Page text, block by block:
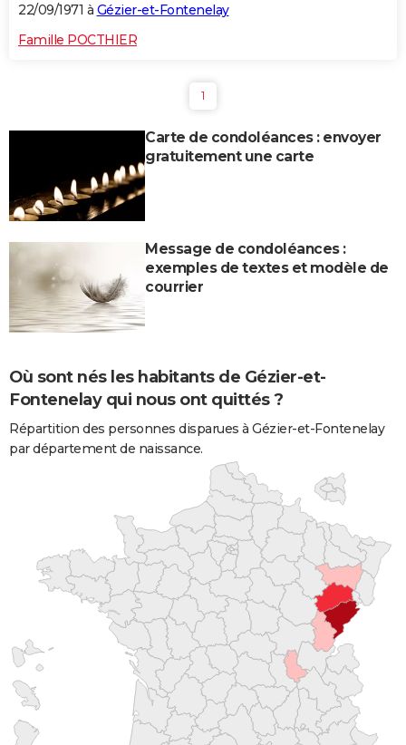
22/09/1971 à Gézier-et-Fontenelay
Famille POCTHIER
1
Carte de condoléances : envoyer
gratuitement une carte
Message de condoléances :
exemples de textes et modèle de
courrier
Où sont nés les habitants de Gézier-et-
Fontenelay qui nous ont quittés ?
Répartition des personnes disparues à Gézier-et-Fontenelay
par département de naissance.